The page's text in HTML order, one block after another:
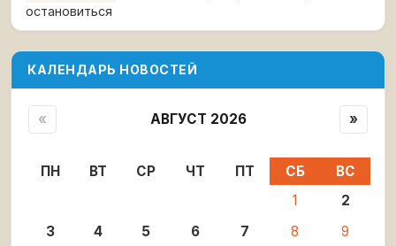
остановиться
КАЛЕНДАРЬ НОВОСТЕЙ
« АВГУСТ 2026 »
ПН ВТ СР ЧТ ПТ СБ
ВС
1
2
3
4 5 6 7 8
9